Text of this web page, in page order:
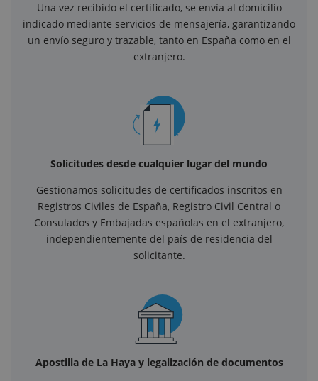
Una vez recibido el certificado, se envía al domicilio
indicado mediante servicios de mensajería, garantizando
un envío seguro y trazable, tanto en España como en el
extranjero.
Solicitudes desde cualquier lugar del mundo
Gestionamos solicitudes de certificados inscritos en
Registros Civiles de España, Registro Civil Central o
Consulados y Embajadas españolas en el extranjero,
independientemente del país de residencia del
solicitante.
Apostilla de La Haya y legalización de documentos